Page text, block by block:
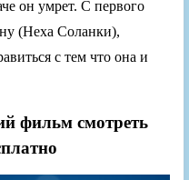
он умрет. С первого
(Неха Соланки),
с тем что она и
фильм смотреть